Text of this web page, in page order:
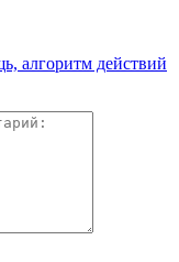
алгоритм действий